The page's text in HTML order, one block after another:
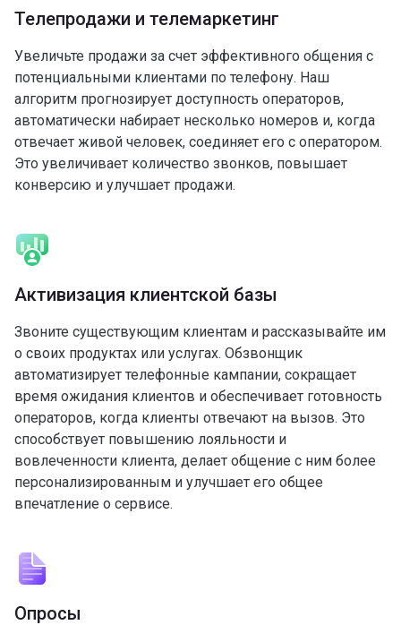
Телепродажи и телемаркетинг
Увеличьте продажи за счет эффективного общения с
потенциальными клиентами по телефону. Наш
алгоритм прогнозирует доступность операторов,
автоматически набирает несколько номеров и, когда
отвечает живой человек, соединяет его с оператором.
Это увеличивает количество звонков, повышает
конверсию и улучшает продажи.
Активизация клиентской базы
Звоните существующим клиентам и рассказывайте им
о своих продуктах или услугах. Обзвонщик
автоматизирует телефонные кампании, сокращает
время ожидания клиентов и обеспечивает готовность
операторов, когда клиенты отвечают на вызов. Это
способствует повышению лояльности и
вовлеченности клиента, делает общение с ним более
персонализированным и улучшает его общее
впечатление о сервисе.
Опросы